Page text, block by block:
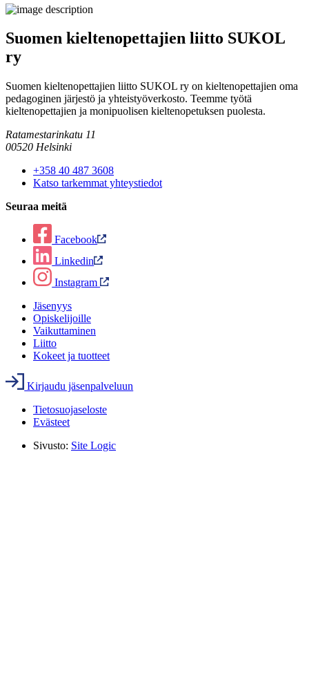
Suomen kieltenopettajien liitto SUKOL
ry
Suomen kieltenopettajien liitto SUKOL ry on kieltenopettajien oma
pedagoginen järjestö ja yhteistyöverkosto. Teemme työtä
kieltenopettajien ja monipuolisen kieltenopetuksen puolesta.
Ratamestarinkatu 11
00520 Helsinki
+358 40 487 3608
Katso tarkemmat yhteystiedot
Seuraa meitä
Facebook
Linkedin
Instagram
Jäsenyys
Opiskelijoille
Vaikuttaminen
Liitto
Kokeet ja tuotteet
Kirjaudu jäsenpalveluun
Tietosuojaseloste
Evästeet
Sivusto: Site Logic